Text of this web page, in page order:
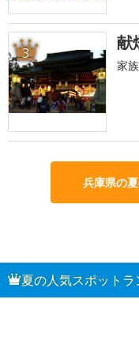
3 献
家
兵庫県の
夏の人気スポットラ